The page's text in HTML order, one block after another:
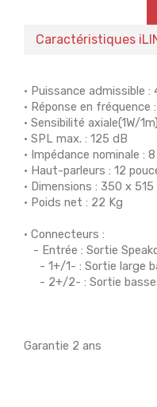
Caractéristiques
• Puissance admissible
• Réponse en
• Sensibilité axiale(1W/
• SPL max. : 125 dB
• Impédance nominale :
• Haut-parleurs : 12
• Dimensions : 350 x
• Poids net : 22 Kg
• Connecteurs :
- Entrée : Sortie
- 1+/1- : Sortie large
- 2+/2- : Sortie
Garantie 2 ans